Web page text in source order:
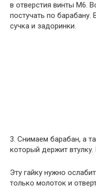
в отверстия винты М6.
постучать по барабану.
сучка и задоринки.
3. Снимаем барабан, а
который держит
Эту гайку нужно
только молоток и